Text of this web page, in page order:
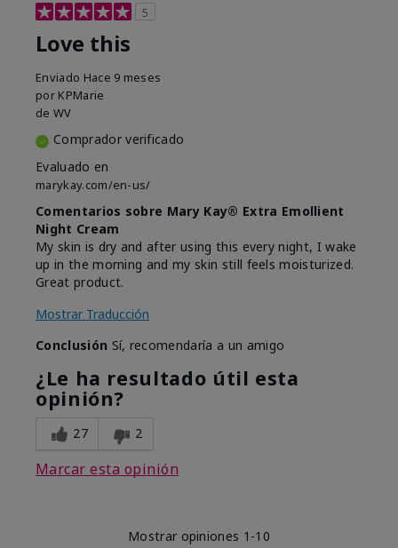
5
Love this
Enviado Hace 9 meses
por KPMarie
de WV
Comprador verificado
Evaluado en
marykay.com/en-us/
Comentarios sobre Mary Kay® Extra Emollient
Night Cream
My skin is dry and after using this every night, I wake
up in the morning and my skin still feels moisturized.
Great product.
Mostrar Traducción
Conclusión Sí, recomendaría a un amigo
¿Le ha resultado útil esta
opinión?
27 2
Marcar esta opinión
Mostrar opiniones 1-10